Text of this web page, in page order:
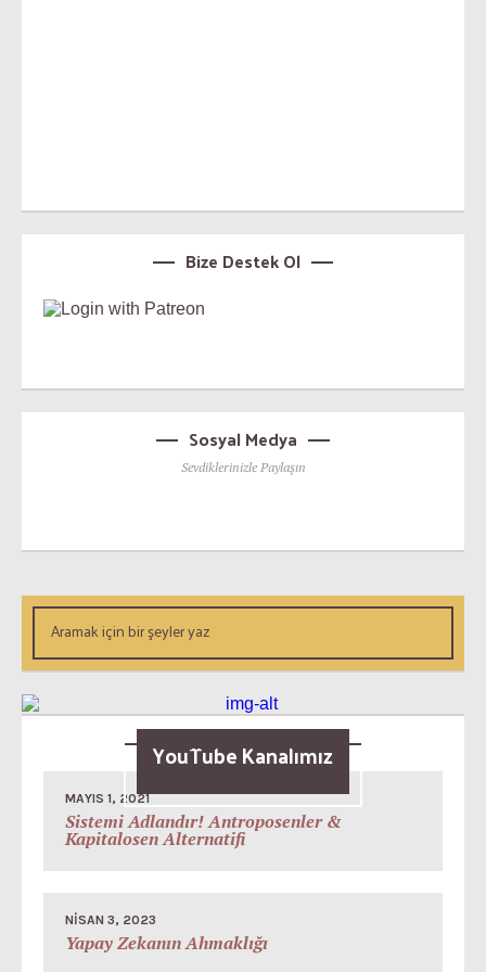
Bize Destek Ol
Sosyal Medya
Sevdiklerinizle Paylaşın
YouTube Kanalımız
Okunsun Dediklerimiz
MAYIS 1, 2021
Sistemi Adlandır! Antroposenler &
Kapitalosen Alternatifi
NISAN 3, 2023
Yapay Zekanın Ahmaklığı